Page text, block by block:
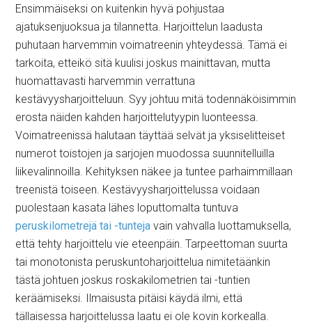
Ensimmäiseksi on kuitenkin hyvä pohjustaa
ajatuksenjuoksua ja tilannetta. Harjoittelun laadusta
puhutaan harvemmin voimatreenin yhteydessä. Tämä ei
tarkoita, etteikö sitä kuulisi joskus mainittavan, mutta
huomattavasti harvemmin verrattuna
kestävyysharjoitteluun. Syy johtuu mitä todennäköisimmin
erosta näiden kahden harjoittelutyypin luonteessa.
Voimatreenissä halutaan täyttää selvät ja yksiselitteiset
numerot toistojen ja sarjojen muodossa suunnitelluilla
liikevalinnoilla. Kehityksen näkee ja tuntee parhaimmillaan
treenistä toiseen. Kestävyysharjoittelussa voidaan
puolestaan kasata lähes loputtomalta tuntuva
peruskilometrejä tai -tunteja vain vahvalla luottamuksella,
että tehty harjoittelu vie eteenpäin. Tarpeettoman suurta
tai monotonista peruskuntoharjoittelua nimitetäänkin
tästä johtuen joskus roskakilometrien tai -tuntien
keräämiseksi. Ilmaisusta pitäisi käydä ilmi, että
tällaisessa harjoittelussa laatu ei ole kovin korkealla.